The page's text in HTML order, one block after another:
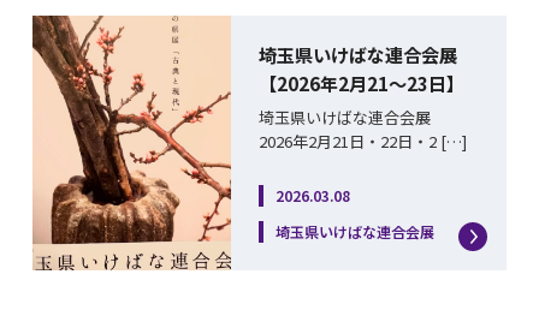
埼玉県いけばな連合会展
【2026年2月21〜23日】
埼玉県いけばな連合会展
2026年2月21日・22日・2 […]
2026.03.08
埼玉県いけばな連合会展